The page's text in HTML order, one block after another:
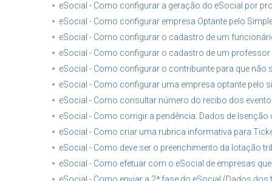
eSocial - Como configurar a geração do eSocial por
eSocial - Como configurar empresa Optante pelo
eSocial - Como configurar o cadastro de um
eSocial - Como configurar o cadastro de um
eSocial - Como configurar o contribuinte para que não
eSocial - Como configurar uma empresa optante pelo
eSocial - Como consultar número do recibo dos
eSocial - Como corrigir a pendência: Dados de Isenção
eSocial - Como criar uma rubrica informativa para
eSocial - Como deve ser o preenchimento da lotação
eSocial - Como efetuar com o eSocial de empresas